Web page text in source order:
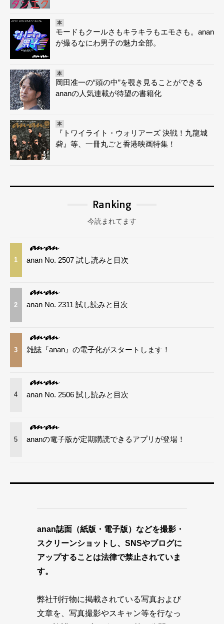
本
モードもクールさもキラキラもエモさも。anan
が撮るなにわ男子の魅力全部。
本
岡田准一の“頭の中”を覗き見ることができる
ananの人気連載が待望の書籍化
本
『トワイライト・ウォリアーズ 決戦！九龍城
砦』等、一冊丸ごと香港映画特集！
Ranking
今読まれてます
1 anan No. 2507 試し読みと目次
2 anan No. 2311 試し読みと目次
3 雑誌『anan』の電子化がスタートします！
4 anan No. 2506 試し読みと目次
5 ananの電子版が定期購読できるアプリが登場！
anan誌面（紙版・電子版）などを撮影・
スクリーンショットし、SNSやブログに
アップすることは法律で禁止されていま
す。
弊社刊行物に掲載されている写真および
文章を、写真撮影やスキャン等を行なっ